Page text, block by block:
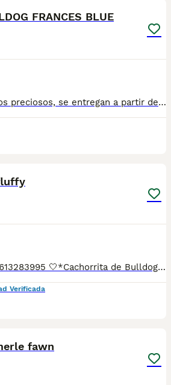
FRANCES BLUE
FINANCIAMOS. perritos preciosos, se entregan a partir de 2 meses y medio de edad, con mínimo 2 vacunas y 2 desparasitaciones. Se entregan con garantía vírica y genética. Con el microchip, su cartilla oficial, contrato de compra y factura. Compra responsablemente en un criador especializado, oficial y homologado con núcleo zoológico. Llámanos para más información. Los precios varían en función de la raza, edad, color y línea del cachorros
📲Laura 677983742 - 613283995 🤍*Cachorrita de Bulldog Frances Fluffy portadora de lilac *🤍 ¿Buscas un nuevo compañero para tu hogar? ❤️ Tenemos preciosos cachorros listos para encontrar una familia responsable. ✅ Vacunados ✅ Desparasitados ✅ Cartilla sanitaria ✅ Garantías incluidas ✅ Máxima atención y cuidado Se hacen envíos a toda España: Andalucía: Almería, Cádiz, Córdoba, Granada, Huelva, Jaén, Málaga, Sevilla.Aragón: Huesca, Teruel, Zaragoza.Asturias: Oviedo.Baleares: Palma.Canarias: Las Palmas de Gran Canaria, Santa Cruz de Tenerife.Cantabria: Santander.Castilla-La Mancha: Albacete, Ciudad Real, Cuenca, Guadalajara, Toledo.Castilla y León: Ávila, Burgos, León, Palencia, Salamanca, Segovia, Soria, Valladolid, Zamora.Cataluña: Barcelona, Gerona (Girona), Lérida (Lleida), Tarragona.Comunidad Valenciana: Alicante, Castellón de la Plana, Valencia.Extremadura: Badajoz, Cáceres.Galicia: La Coruña (A Coruña), Lugo, Orense (Ourense), Pontevedra.La Rioja: Logroño.Madrid: Madrid.Murcia: Murcia.Navarra: Pamplona.País Vasco: Bilbao (Vizcaya), San Sebastián (Guipúzcoa), Vitoria (Álava). 🐾 Cachorros sanos, sociables y criados con mucho cariño. 📲 ¡Pregunta sin compromiso por disponibilidad, fotos y precios por mensaje privado!
Verificada
fawn